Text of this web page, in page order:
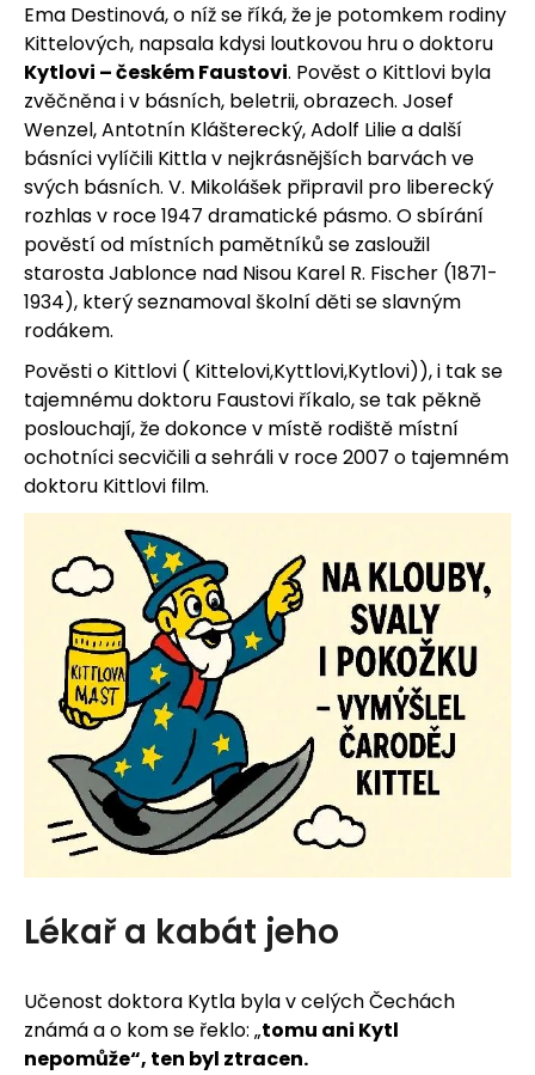
Ema Destinová, o níž se říká, že je potomkem rodiny
Kittelových, napsala kdysi loutkovou hru o doktoru
Kytlovi – českém Faustovi. Pověst o Kittlovi byla
zvěčněna i v básních, beletrii, obrazech. Josef
Wenzel, Antotnín Klášterecký, Adolf Lilie a další
básníci vylíčili Kittla v nejkrásnějších barvách ve
svých básních. V. Mikolášek připravil pro liberecký
rozhlas v roce 1947 dramatické pásmo. O sbírání
pověstí od místních pamětníků se zasloužil
starosta Jablonce nad Nisou Karel R. Fischer (1871-
1934), který seznamoval školní děti se slavným
rodákem.
Pověsti o Kittlovi ( Kittelovi,Kyttlovi,Kytlovi)), i tak se
tajemnému doktoru Faustovi říkalo, se tak pěkně
poslouchají, že dokonce v místě rodiště místní
ochotníci secvičili a sehráli v roce 2007 o tajemném
doktoru Kittlovi film.
Lékař a kabát jeho
Učenost doktora Kytla byla v celých Čechách
známá a o kom se řeklo: „tomu ani Kytl
nepomůže“, ten byl ztracen.
HLEDAT
D
o
p
o
r
u
č
u
j
m